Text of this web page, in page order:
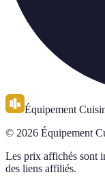
Équipement
© 2026 Équipement
Les prix affichés sont
des liens affiliés.